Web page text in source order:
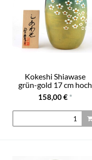
Kokeshi Shiawase
grün-gold 17 cm hoch
158,00 € *